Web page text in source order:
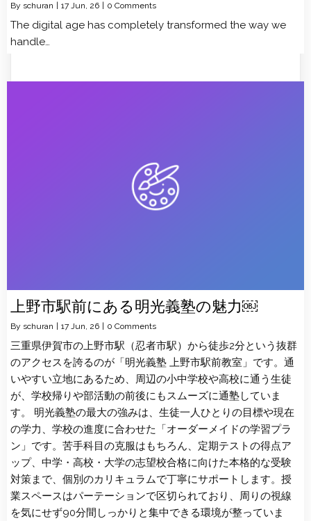
By schuran 17 Jun, 26 0 Comments
The digital age has completely transformed the way we
handle…
上野市駅前にある明光義塾の魅力￼
By schuran | 17 Jun, 26 | 0 Comments
三重県伊賀市の上野市駅（忍者市駅）から徒歩2分という抜群
のアクセスを誇るのが「明光義塾 上野市駅前教室」です。通
いやすい立地にあるため、周辺の小中学校や高校に通う生徒
が、学校帰りや部活動の前後にもスムーズに通塾していま
す。 明光義塾の最大の強みは、生徒一人ひとりの目標や現在
の学力、学校の進度に合わせた「オーダーメイドの学習プラ
ン」です。苦手科目の克服はもちろん、定期テストの得点ア
ップ、中学・高校・大学の志望校合格に向けた本格的な受験
対策まで、個別のカリキュラムで丁寧にサポートします。授
業スペースはパーテーションで区切られており、周りの視線
を気にせず90分間しっかりと集中できる環境が整っていま